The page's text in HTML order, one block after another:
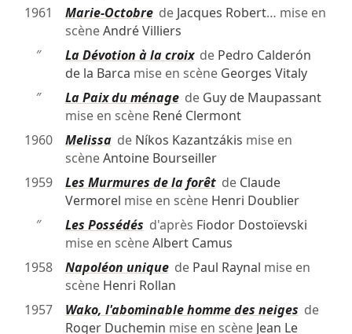
1961
Marie-Octobrede Jacques Robert… mise en
scèneAndré Villiers
″
La Dévotion à la croixde Pedro Calderón
de la Barca mise en scène Georges Vitaly
″
La Paix du ménagede Guy de Maupassant
mise en scène René Clermont
1960
Melissade Níkos Kazantzákis mise en
scèneAntoine Bourseiller
1959
Les Murmures de la forêtde Claude
Vermorel mise en scène Henri Doublier
″
Les Possédés d'après Fiodor Dostoïevski
mise en scèneAlbert Camus
1958
Napoléon uniquede Paul Raynal mise en
scène Henri Rollan
1957
Wako, l'abominable homme des neiges de
Roger Duchemin mise en scène Jean Le